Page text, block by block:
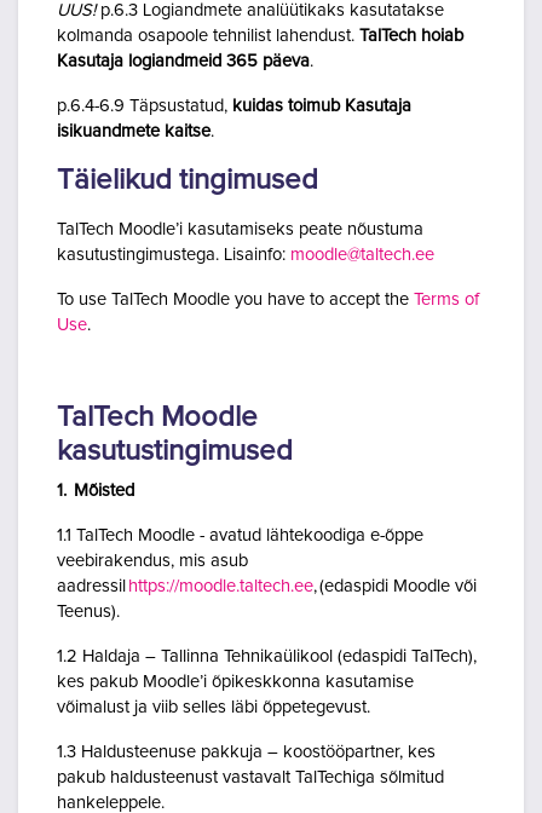
UUS!p.6.3 Logiandmete analüütikaks kasutatakse
kolmanda osapoole tehnilist lahendust. TalTech hoiab
Kasutaja logiandmeid 365 päeva.
p.6.4-6.9 Täpsustatud, kuidas toimub Kasutaja
isikuandmete kaitse.
Täielikud tingimused
TalTech Moodle’i kasutamiseks peate nõustuma
kasutustingimustega. Lisainfo: moodle@taltech.ee
To use TalTech Moodle you have to accept the Terms of
Use.
TalTech Moodle
kasutustingimused
1. Mõisted
1.1 TalTech Moodle - avatud lähtekoodiga e-õppe
veebirakendus, mis asub
aadressil https://moodle.taltech.ee, (edaspidi Moodle või
Teenus).
1.2 Haldaja – Tallinna Tehnikaülikool (edaspidi TalTech),
kes pakub Moodle’i õpikeskkonna kasutamise
võimalust ja viib selles läbi õppetegevust.
1.3 Haldusteenuse pakkuja – koostööpartner, kes
pakub haldusteenust vastavalt TalTechiga sõlmitud
hankeleppele.